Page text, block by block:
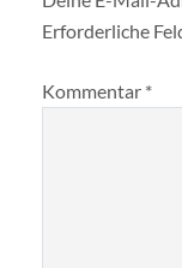
Erforderliche
Kommentar *